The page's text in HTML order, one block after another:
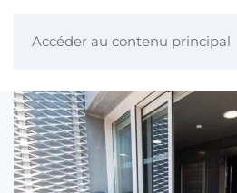
Accéder au contenu principal